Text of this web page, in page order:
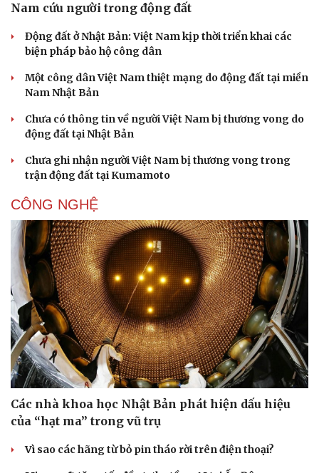
Nam cứu người trong động đất
Động đất ở Nhật Bản: Việt Nam kịp thời triển khai các
biện pháp bảo hộ công dân
Một công dân Việt Nam thiệt mạng do động đất tại miền
Nam Nhật Bản
Chưa có thông tin về người Việt Nam bị thương vong do
động đất tại Nhật Bản
Chưa ghi nhận người Việt Nam bị thương vong trong
trận động đất tại Kumamoto
CÔNG NGHỆ
Các nhà khoa học Nhật Bản phát hiện dấu hiệu
của “hạt ma” trong vũ trụ
Vì sao các hãng từ bỏ pin tháo rời trên điện thoại?